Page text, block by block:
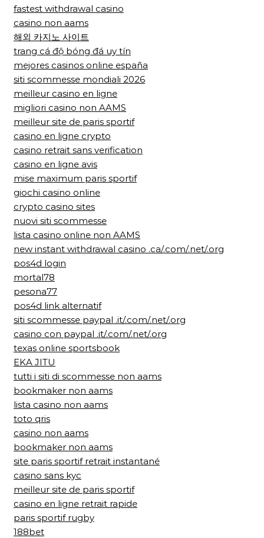
fastest withdrawal casino
casino non aams
해외 카지노 사이트
trang cá độ bóng đá uy tín
mejores casinos online españa
siti scommesse mondiali 2026
meilleur casino en ligne
migliori casino non AAMS
meilleur site de paris sportif
casino en ligne crypto
casino retrait sans verification
casino en ligne avis
mise maximum paris sportif
giochi casino online
crypto casino sites
nuovi siti scommesse
lista casino online non AAMS
new instant withdrawal casino .ca/.com/.net/.org
pos4d login
mortal78
pesona77
pos4d link alternatif
siti scommesse paypal .it/.com/.net/.org
casino con paypal .it/.com/.net/.org
texas online sportsbook
EKA JITU
tutti i siti di scommesse non aams
bookmaker non aams
lista casino non aams
toto qris
casino non aams
bookmaker non aams
site paris sportif retrait instantané
casino sans kyc
meilleur site de paris sportif
casino en ligne retrait rapide
paris sportif rugby
188bet